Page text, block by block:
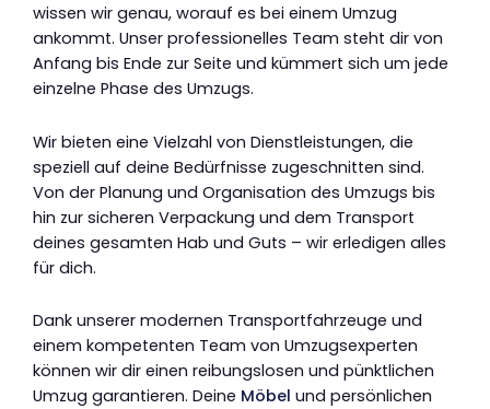
wissen wir genau, worauf es bei einem Umzug
ankommt. Unser professionelles Team steht dir von
Anfang bis Ende zur Seite und kümmert sich um jede
einzelne Phase des Umzugs.
Wir bieten eine Vielzahl von Dienstleistungen, die
speziell auf deine Bedürfnisse zugeschnitten sind.
Von der Planung und Organisation des Umzugs bis
hin zur sicheren Verpackung und dem Transport
deines gesamten Hab und Guts – wir erledigen alles
für dich.
Dank unserer modernen Transportfahrzeuge und
einem kompetenten Team von Umzugsexperten
können wir dir einen reibungslosen und pünktlichen
Umzug garantieren. Deine Möbel und persönlichen